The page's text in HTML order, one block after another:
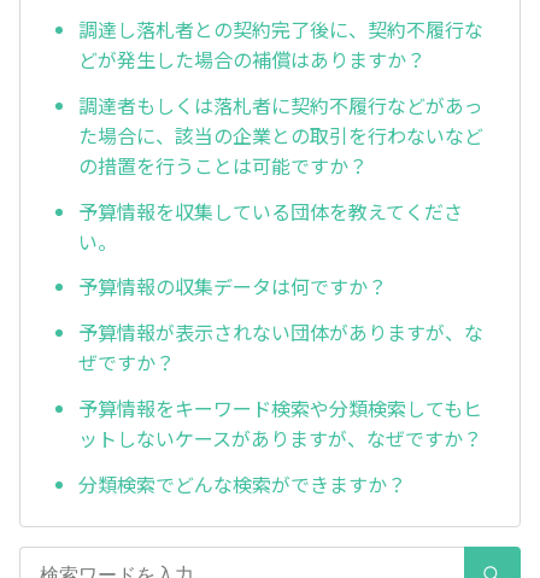
調達し落札者との契約完了後に、契約不履行な
どが発生した場合の補償はありますか？
調達者もしくは落札者に契約不履行などがあっ
た場合に、該当の企業との取引を行わないなど
の措置を行うことは可能ですか？
予算情報を収集している団体を教えてくださ
い。
予算情報の収集データは何ですか？
予算情報が表示されない団体がありますが、な
ぜですか？
予算情報をキーワード検索や分類検索してもヒ
ットしないケースがありますが、なぜですか？
分類検索でどんな検索ができますか？